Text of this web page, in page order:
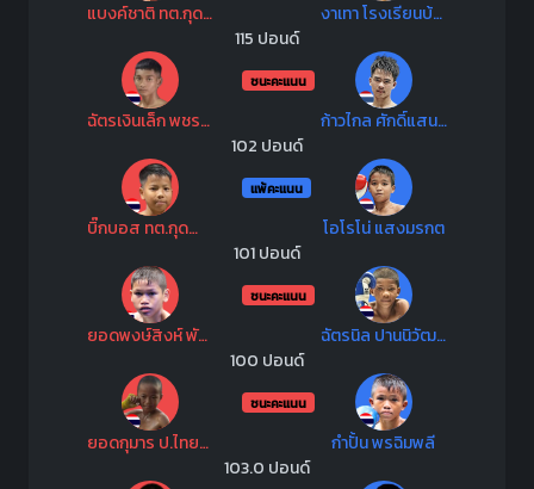
แบงค์ชาติ ทต.กุดน้ำใส
งาเทา โรงเรียนบ้านมาบนาคี
115 ปอนด์
ชนะคะแนน
ฉัตรเงินเล็ก พชรยิมส์
ก้าวไกล ศักดิ์แสนพันธ์
102 ปอนด์
แพ้คะแนน
บิ๊กบอส ทต.กุดน้ำใส
โอโรโน่ แสงมรกต
101 ปอนด์
ชนะคะแนน
ยอดพงษ์สิงห์ พันธุ์ดักษ์รัตนบุรี
ฉัตรนิล ปานนิวัฒน์มวยไทย
100 ปอนด์
ชนะคะแนน
ยอดกุมาร ป.ไทยสงค์
กำปั้น พรฉิมพลี
103.0 ปอนด์